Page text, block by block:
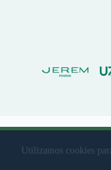
Utilizamos cookies
© 2023 Rio Ave